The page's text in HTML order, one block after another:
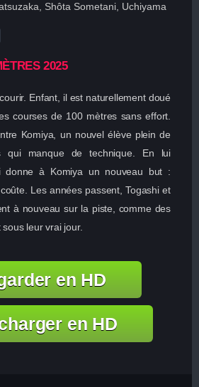
Shôta Sometani, Uchiyama
2025
Enfant, il est naturellement doué
courses de 100 mètres sans effort.
Komiya, un nouvel élève plein de
qui manque de technique. En lui
donne à Komiya un nouveau but :
Les années passent, Togashi et
à nouveau sur la piste, comme des
leur vrai jour.
en HD
en HD